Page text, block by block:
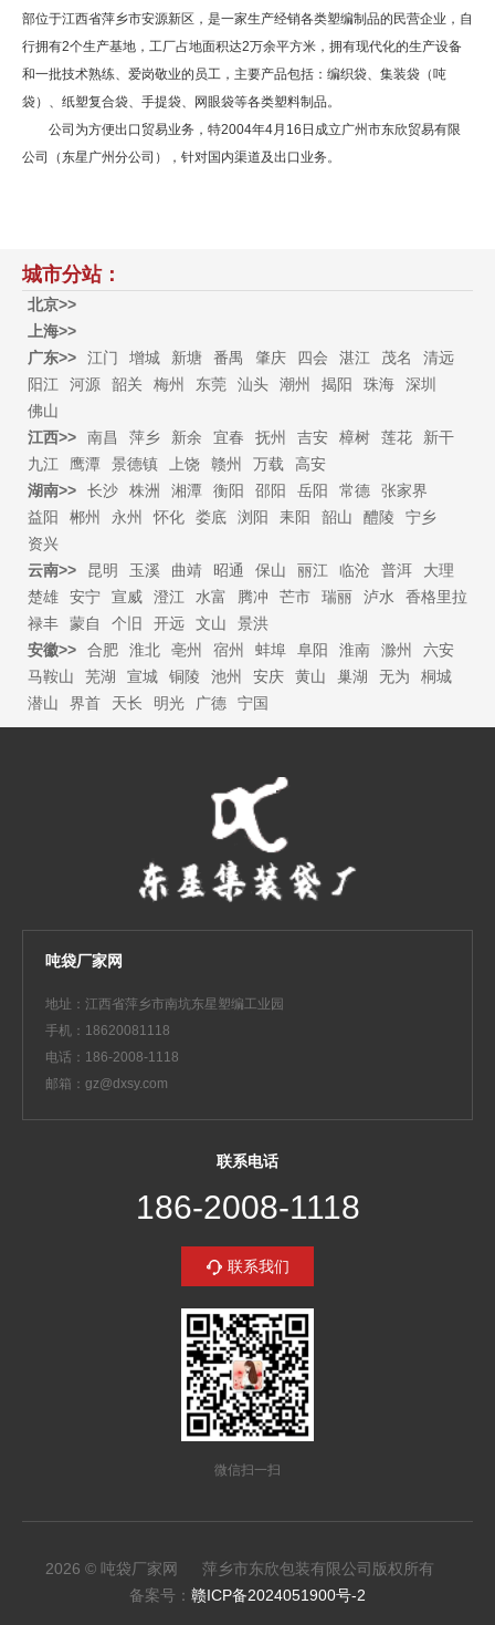
部位于江西省萍乡市安源新区，是一家生产经销各类塑编制品的民营企业，自
行拥有2个生产基地，工厂占地面积达2万余平方米，拥有现代化的生产设备
和一批技术熟练、爱岗敬业的员工，主要产品包括：编织袋、集装袋（吨
袋）、纸塑复合袋、手提袋、网眼袋等各类塑料制品。
公司为方便出口贸易业务，特2004年4月16日成立广州市东欣贸易有限
公司（东星广州分公司），针对国内渠道及出口业务。
城市分站：
北京>>
上海>>
广东>>
江门 增城 新塘 番禺 肇庆 四会 湛江 茂名
清远
阳江
河源 韶关 梅州 东莞 汕头 潮州 揭阳 珠海
深圳
佛山
江西>>
南昌 萍乡 新余 宜春 抚州 吉安 樟树 莲花
新干
九江
鹰潭 景德镇 上饶 赣州 万载
高安
湖南>>
长沙 株洲 湘潭 衡阳 邵阳 岳阳 常德
张家界
益阳
郴州 永州 怀化 娄底 浏阳 耒阳 韶山 醴陵
宁乡
资兴
云南>>
昆明 玉溪 曲靖 昭通 保山 丽江 临沧 普洱
大理
楚雄
安宁 宣威 澄江 水富 腾冲 芒市 瑞丽 泸水
香格里拉
禄丰
蒙自 个旧 开远 文山
景洪
安徽>>
合肥 淮北 亳州 宿州 蚌埠 阜阳 淮南 滁州
六安
马鞍山
芜湖 宣城 铜陵 池州 安庆 黄山 巢湖 无为
桐城
潜山
界首 天长 明光 广德 宁国
吨袋厂家网
地址：江西省萍乡市南坑东星塑编工业园
手机：18620081118
电话：186-2008-1118
邮箱：gz@dxsy.com
联系电话
186-2008-1118
联系我们
微信扫一扫
2026 © 吨袋厂家网 萍乡市东欣包装有限公司版权所有
备案号： 赣ICP备2024051900号-2